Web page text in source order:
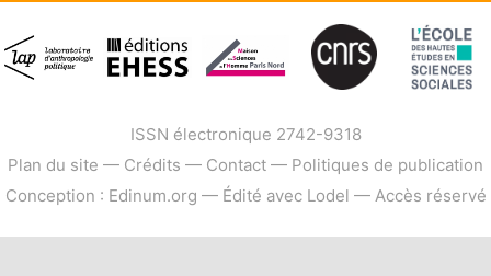
ISSN électronique 2742-9318
Plan du site — Crédits — Contact — Politiques de publication
Conception : Edinum.org — Édité avec Lodel — Accès réservé